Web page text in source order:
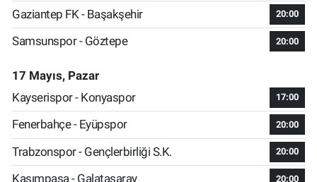
Gaziantep FK - Başakşehir 20:00
Samsunspor - Göztepe 20:00
17 Mayıs, Pazar
Kayserispor - Konyaspor
17:00
Fenerbahçe - Eyüpspor 20:00
Trabzonspor - Gençlerbirliği S.K. 20:00
Kasımpaşa - Galatasaray 20:00